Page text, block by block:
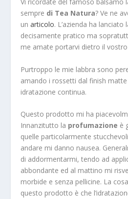
Vi ricordate del famoso balsamo
sempre di Tea Natura? Ve ne
unarticolo. L’azienda ha lanciato
decisamente pratico ma
me amate portarvi dietro il
Purtroppo le mie labbra sono
amando i rossetti dal finish
idratazione continua.
Questo prodotto mi ha
Innanzitutto la profumazione è
quelle particolarmente
andare mi danno nausea.
di addormentarmi, tendo ad
abbondante ed al mattino mi
morbide e senza pellicine. La
questo prodotto è che